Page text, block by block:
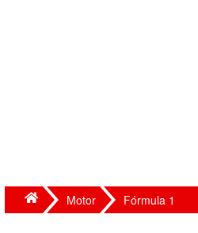
Motor Fórmula 1